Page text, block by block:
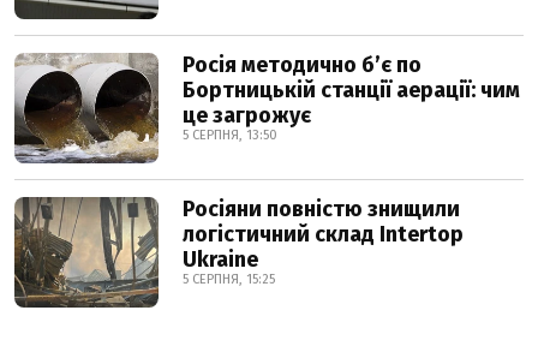
Росія методично б’є по
Бортницькій станції аерації: чим
це загрожує
5 СЕРПНЯ, 13:50
Росіяни повністю знищили
логістичний склад Intertop
Ukraine
5 СЕРПНЯ, 15:25